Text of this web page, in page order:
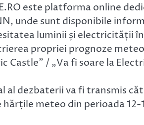
este platforma online
unde sunt disponibile
luminii și electricității
propriei prognoze
Castle” / „Va fi soare la
al dezbaterii va fi transmis
meteo din perioada 12-